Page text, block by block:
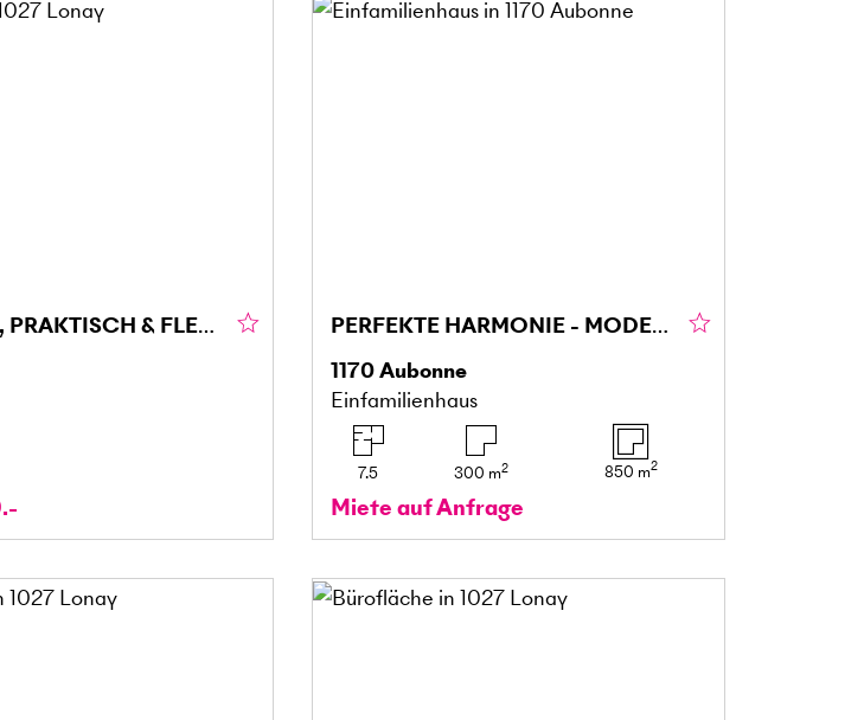
VIELSEITIG, PRAKTISCH & FLEXIBEL
PERFEKTE HARMONIE - MODERN MIT CHARAKTER
1170Aubonne
Einfamilienhaus
7.5 300 m2 850 m2
Miete auf Anfrage